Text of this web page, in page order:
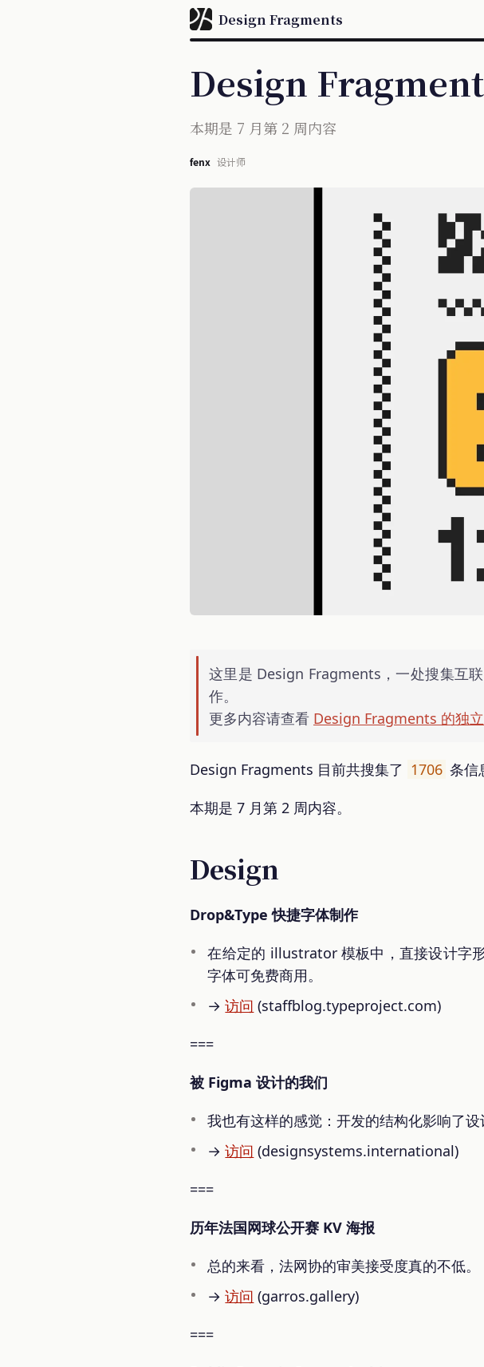
Design Fragments
Design
本期是 7 月第 2 周内容
fenx 设计师
这里是 Design Fragments，一处搜集互
作。
更多内容请查看 Design Fragments 的独
Design Fragments 目前共搜集了 1706 条信
本期是 7 月第 2 周内容。
Design
Drop&Type 快捷字体制作
在给定的 illustrator 模板中，直接设计字
字体可免费商用。
→访问 (staffblog.typeproject.com)
===
被 Figma 设计的我们
我也有这样的感觉：开发的结构化影响了
→访问 (designsystems.international)
===
历年法国网球公开赛 KV 海报
总的来看，法网协的审美接受度真的不低。
→访问 (garros.gallery)
===